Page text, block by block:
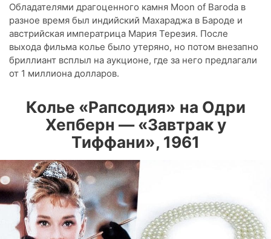
Обладателями драгоценного камня Moon of Baroda в
разное время был индийский Махараджа в Бароде и
австрийская императрица Мария Терезия. После
выхода фильма колье было утеряно, но потом внезапно
бриллиант всплыл на аукционе, где за него предлагали
от 1 миллиона долларов.
Колье «Рапсодия» на Одри
Хепберн — «Завтрак у
Тиффани», 1961